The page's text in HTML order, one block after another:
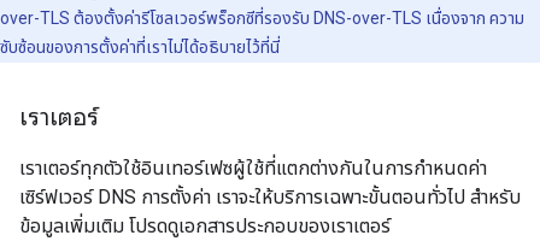
over-TLS ต้องตั้งค่ารีโซลเวอร์พร็อกซีที่รองรับ DNS-over-TLS เนื่องจาก ความ
ซับซ้อนของการตั้งค่าที่เราไม่ได้อธิบายไว้ที่นี่
เราเตอร์
เราเตอร์ทุกตัวใช้อินเทอร์เฟซผู้ใช้ที่แตกต่างกันในการกำหนดค่า
เซิร์ฟเวอร์ DNS การตั้งค่า เราจะให้บริการเฉพาะขั้นตอนทั่วไป สำหรับ
ข้อมูลเพิ่มเติม โปรดดูเอกสารประกอบของเราเตอร์